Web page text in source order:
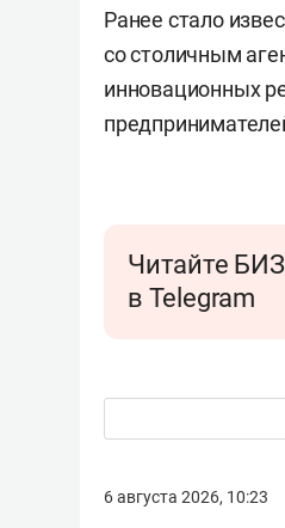
Ранее стало
со столичным
инновационных
Читайте
в Telegram
6 августа 2026, 10:23